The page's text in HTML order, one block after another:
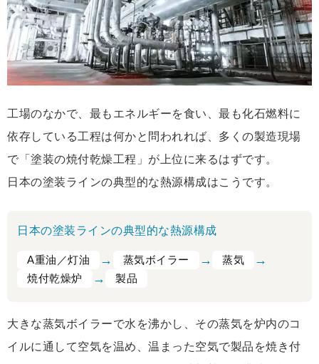
工場のなかで、最もエネルギーを食い、最も化石燃料に
依存している工程は何かと問われれば、多くの製造現場
で「塗装の焼付乾燥工程」が上位に来るはずです。
日本の塗装ラインの典型的な熱源構成はこうです。
日本の塗装ラインの典型的な熱源構成
A重油／灯油 → 蒸気ボイラー → 蒸気 →
焼付乾燥炉 → 製品
大きな蒸気ボイラーで水を沸かし、その蒸気を炉内のコ
イルに通して空気を温め、温まった空気で製品を焼き付